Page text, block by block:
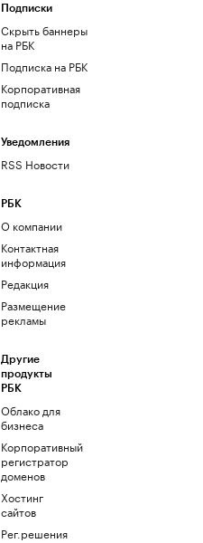
Подписки
Скрыть баннеры
на РБК
Подписка на РБК
Корпоративная
подписка
Уведомления
RSS Новости
РБК
О компании
Контактная
информация
Редакция
Размещение
рекламы
Другие
продукты
РБК
Облако для
бизнеса
Корпоративный
регистратор
доменов
Хостинг
сайтов
Рег.решения